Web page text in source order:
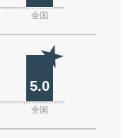
全国
5.0
全国